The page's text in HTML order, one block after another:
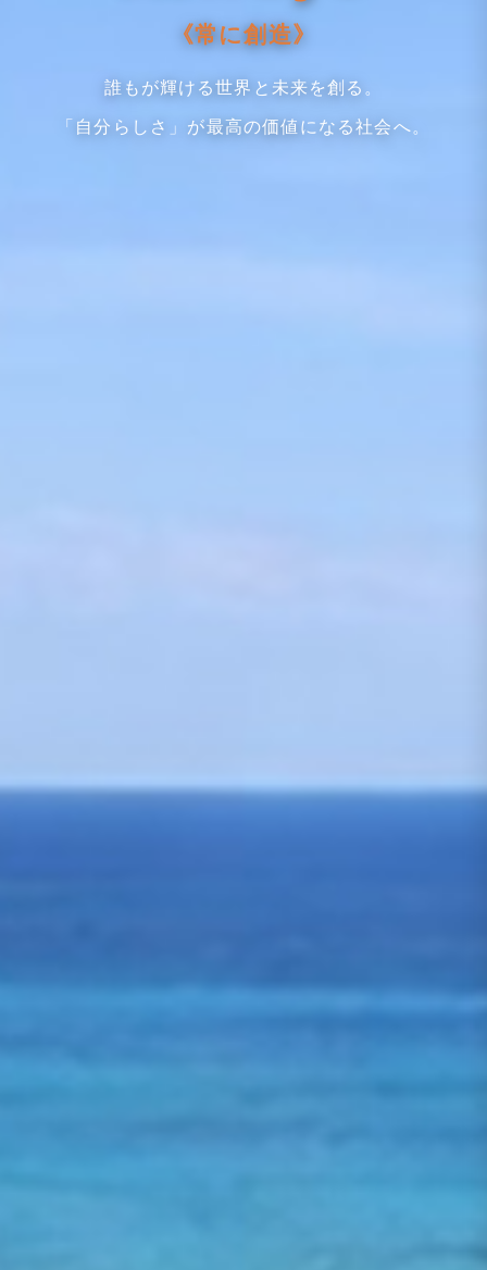
《常に創造》
誰もが輝ける世界と未来を創る。
「自分らしさ」が最高の価値になる社会へ。